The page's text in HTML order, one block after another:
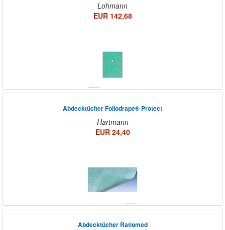
Lohmann
EUR 142,68
Abdecktücher Foliodrape® Protect
Hartmann
EUR 24,40
Abdecktücher Ratiomed